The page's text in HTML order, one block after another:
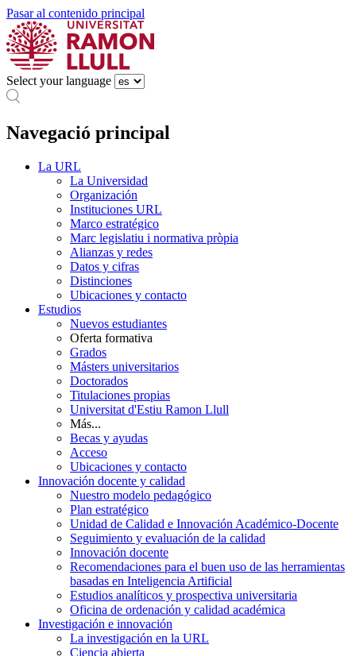
Pasar al contenido principal
Select your language
Navegació principal
La URL
La Universidad
Organización
Instituciones URL
Marco estratégico
Marc legislatiu i normativa pròpia
Alianzas y redes
Datos y cifras
Distinciones
Ubicaciones y contacto
Estudios
Nuevos estudiantes
Oferta formativa
Grados
Másters universitarios
Doctorados
Titulaciones propias
Universitat d'Estiu Ramon Llull
Más...
Becas y ayudas
Acceso
Ubicaciones y contacto
Innovación docente y calidad
Nuestro modelo pedagógico
Plan estratégico
Unidad de Calidad e Innovación Académico-Docente
Seguimiento y evaluación de la calidad
Innovación docente
Recomendaciones para el buen uso de las herramientas
basadas en Inteligencia Artificial
Estudios analíticos y prospectiva universitaria
Oficina de ordenación y calidad académica
Investigación e innovación
La investigación en la URL
Ciencia abierta